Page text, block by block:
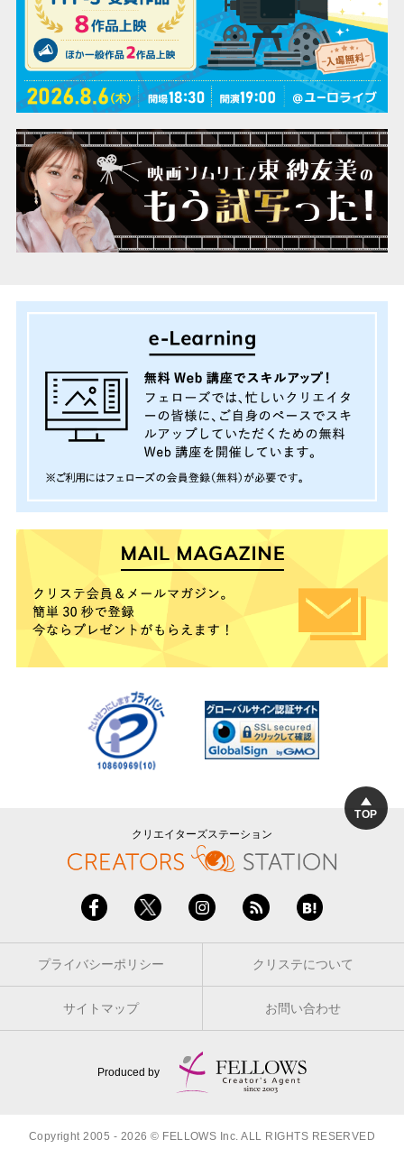
TOP
クリエイターズステーション
プライバシーポリシー クリステについて
サイトマップ お問い合わせ
Produced by
Copyright 2005 - 2026 © FELLOWS Inc. ALL RIGHTS RESERVED